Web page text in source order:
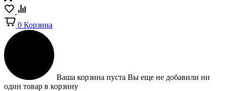
0 Корзина
Ваша корзина пуста Вы еще не добавили ни
один товар в корзину